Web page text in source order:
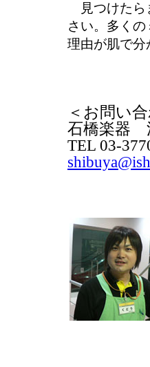
見つけたら
さい。多く
理由が肌で
＜お問い
石橋楽器
TEL 03-